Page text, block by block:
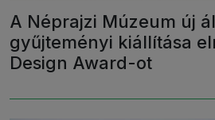
A Néprajzi Múzeum új
gyűjteményi kiállítása
Design Award-ot